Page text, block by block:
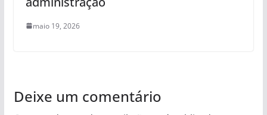
maio 19, 2026
Deixe um comentário